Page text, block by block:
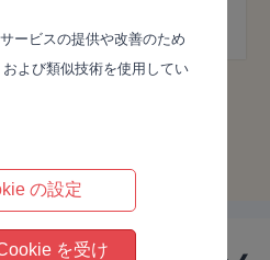
ービスの提供や改善のため
よび類似技術を使用してい
の設定
を受け